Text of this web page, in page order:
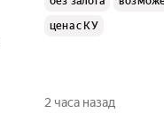
цена с КУ
2 часа назад